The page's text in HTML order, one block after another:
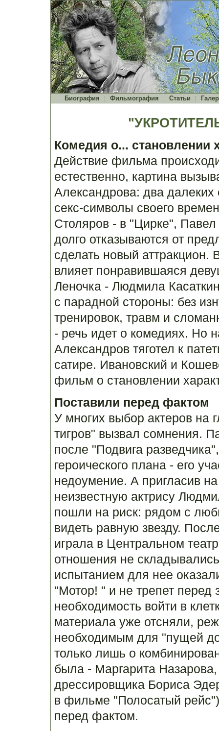
Биография Фильмография Статьи
Комедия о... становлении
Действие фильма
естественно, картина
Александрова: два далеких
секс-символы своего
Столяров - в "Цирке", Павел
долго отказываются от
сделать новый аттракцион.
влияет понравившаяся
Леночка - Людмила
с парадной стороны: без
тренировок, травм и
- речь идет о комедиях. Но
Александров тяготел к
сатире. Ивановский и
фильм о становлении
Поставили перед фактом
У многих выбор актеров на
тигров" вызвал сомнения.
после "Подвига
героического плана - его
недоумение. А пригласив
неизвестную актрису
пошли на риск: рядом с
видеть равную звезду.
играла в Центральном
отношения не
испытанием для нее
"Мотор! " и не трепет перед
необходимость войти в
материала уже отсняли,
необходимым для "пущей
только лишь о
была - Маргарита Назарова,
дрессировщика Бориса
в фильме "Полосатый
перед фактом.